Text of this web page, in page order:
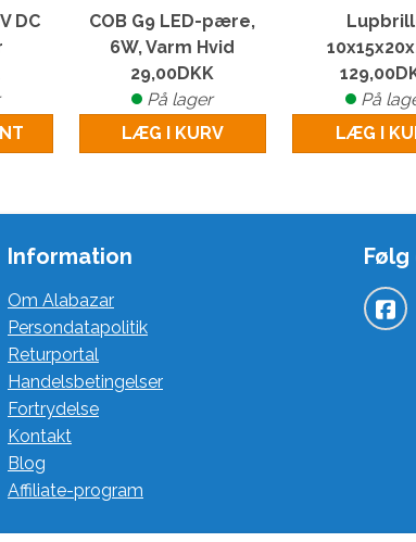
DC
COB G9 LED-pære,
6W, Varm Hvid
29,00DKK
På lager
LÆG I KURV
129,00
På
LÆG I
Information
Om Alabazar
Persondatapolitik
Returportal
Handelsbetingelser
Fortrydelse
Kontakt
Blog
Affiliate-program
Følg